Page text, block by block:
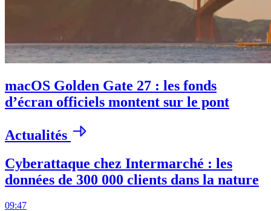
macOS Golden Gate 27 : les fonds
d’écran officiels montent sur le pont
Actualités
Cyberattaque chez Intermarché : les
données de 300 000 clients dans la nature
09:47